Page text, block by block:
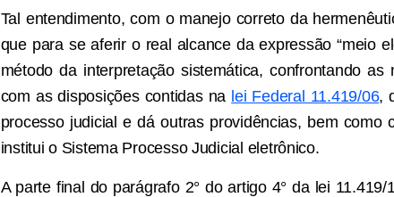
Tal entendimento, com o manejo correto da
que para se aferir o real alcance da expressão “meio
método da interpretação sistemática, confrontando
com as disposições contidas na lei Federal 11.419/06,
processo judicial e dá outras providências, bem como
institui o Sistema Processo Judicial eletrônico.
A parte final do parágrafo 2° do artigo 4° da lei